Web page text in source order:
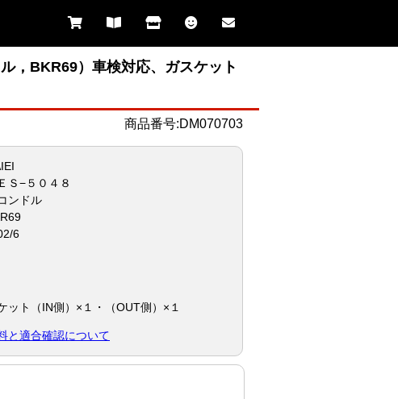
BKR69）車検対応、ガスケット
商品番号:DM070703
Ｓ−５０４８
ンドル
6
ット（IN側）×１・（OUT側）×１
と適合確認について